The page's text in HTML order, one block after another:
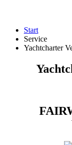
Start
Service
Yachtcharter